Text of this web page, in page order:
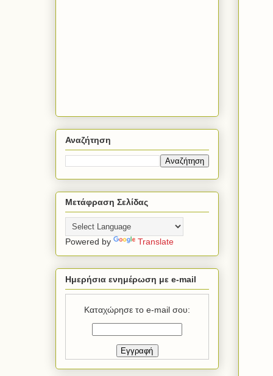
Αναζήτηση
Μετάφραση Σελίδας
Powered by Translate
Ημερήσια ενημέρωση με e-mail
Καταχώρησε το e-mail σου: